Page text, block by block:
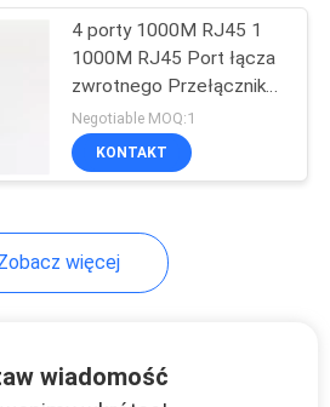
Ethernet
4 porty 1000M RJ45 1
1000M RJ45 Port łącza
zwrotnego Przełącznik
kabla światłowodowego
5 portów
Negotiable MOQ:1
KONTAKT
więcej
wiadomość